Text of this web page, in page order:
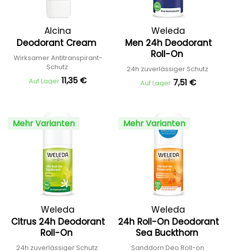
Alcina
Deodorant Cream
Wirksamer Antitranspirant-
Schutz
Auf Lager 11,35 €
Weleda
Men 24h Deodorant
Roll-On
24h zuverlässiger Schutz
Auf Lager 7,51 €
Mehr Varianten
Weleda
Citrus 24h Deodorant
Roll-On
24h zuverlässiger Schutz
Mehr Varianten
Weleda
24h Roll-On Deodorant
Sea Buckthorn
Sanddorn Deo Roll-on